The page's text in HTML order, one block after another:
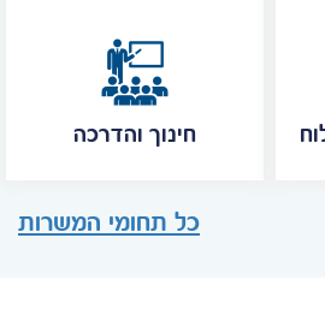
חינוך והדרכה
כל תחומי המשרות